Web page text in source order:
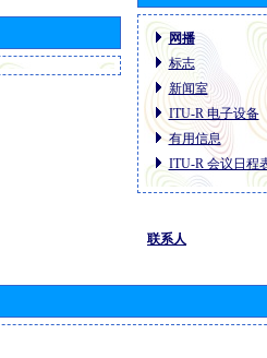
网播
标志
新闻室
ITU-R 电子设备
有用信息
ITU-R 会议日程
联系人